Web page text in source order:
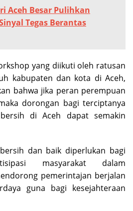
Aceh Besar Pulihkan
Tegas Berantas
yang diikuti oleh ratusan
kabupaten dan kota di Aceh,
bahwa jika peran perempuan
dorongan bagi terciptanya
di Aceh dapat semakin
dan baik diperlukan bagi
masyarakat dalam
pemerintajan berjalan
guna bagi kesejahteraan